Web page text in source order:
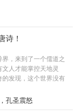
诗！
，来到了一个儒道之
文人才能掌控天地灵
发现，这个世界没有
，日更，带脑慎入，
孔圣震怒